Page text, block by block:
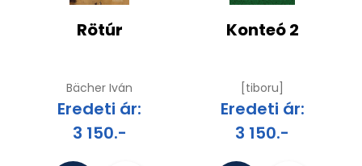
Rötúr
Bächer Iván
Eredeti ár:
3 150.-
Konteó 2
[tiboru]
Eredeti ár:
3 150.-